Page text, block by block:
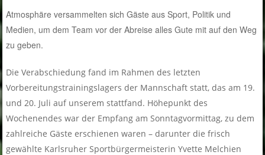
Atmosphäre versammelten sich Gäste aus Sport, Politik und
Medien, um dem Team vor der Abreise alles Gute mit auf den Weg
zu geben.
Die Verabschiedung fand im Rahmen des letzten
Vorbereitungstrainingslagers der Mannschaft statt, das am 19.
und 20. Juli auf unserem stattfand. Höhepunkt des
Wochenendes war der Empfang am Sonntagvormittag, zu dem
zahlreiche Gäste erschienen waren – darunter die frisch
gewählte Karlsruher Sportbürgermeisterin Yvette Melchien